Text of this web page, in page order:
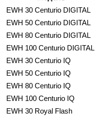
EWH 30 Centurio DIGITAL
EWH 50 Centurio DIGITAL
EWH 80 Centurio DIGITAL
EWH 100 Centurio DIGITAL
EWH 30 Centurio IQ
EWH 50 Centurio IQ
EWH 80 Centurio IQ
EWH 100 Centurio IQ
EWH 30 Royal Flash